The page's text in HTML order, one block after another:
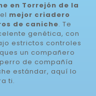
en Torrejón de la
mejor criadero
de caniche. Te
genética, con
estrictos controles
un compañero
de compañía
estándar, aquí lo
ti.